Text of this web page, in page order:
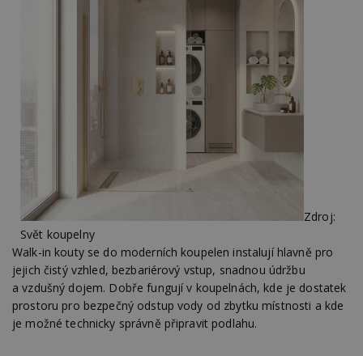
Zdroj:
Svět koupelny
Walk-in kouty se do moderních koupelen instalují hlavně pro
jejich čistý vzhled, bezbariérový vstup, snadnou údržbu
a vzdušný dojem. Dobře fungují v koupelnách, kde je dostatek
prostoru pro bezpečný odstup vody od zbytku místnosti a kde
je možné technicky správně připravit podlahu.